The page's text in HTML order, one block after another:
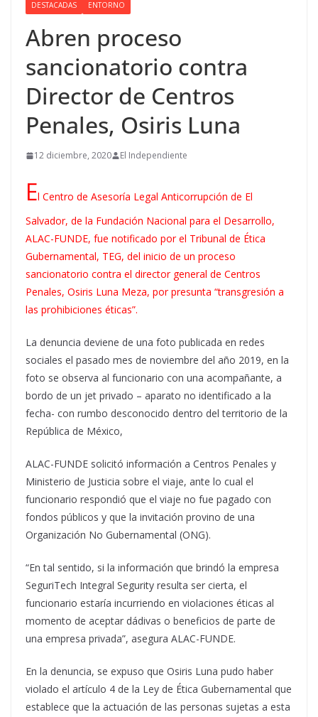
DESTACADAS ENTORNO
Abren proceso
sancionatorio contra
Director de Centros
Penales, Osiris Luna
12 diciembre, 2020 El Independiente
El Centro de Asesoría Legal Anticorrupción de El
Salvador, de la Fundación Nacional para el Desarrollo,
ALAC-FUNDE, fue notificado por el Tribunal de Ética
Gubernamental, TEG, del inicio de un proceso
sancionatorio contra el director general de Centros
Penales, Osiris Luna Meza, por presunta “transgresión a
las prohibiciones éticas”.
La denuncia deviene de una foto publicada en redes
sociales el pasado mes de noviembre del año 2019, en la
foto se observa al funcionario con una acompañante, a
bordo de un jet privado – aparato no identificado a la
fecha- con rumbo desconocido dentro del territorio de la
República de México,
ALAC-FUNDE solicitó información a Centros Penales y
Ministerio de Justicia sobre el viaje, ante lo cual el
funcionario respondió que el viaje no fue pagado con
fondos públicos y que la invitación provino de una
Organización No Gubernamental (ONG).
“En tal sentido, si la información que brindó la empresa
SeguriTech Integral Segurity resulta ser cierta, el
funcionario estaría incurriendo en violaciones éticas al
momento de aceptar dádivas o beneficios de parte de
una empresa privada”, asegura ALAC-FUNDE.
En la denuncia, se expuso que Osiris Luna pudo haber
violado el artículo 4 de la Ley de Ética Gubernamental que
establece que la actuación de las personas sujetas a esta